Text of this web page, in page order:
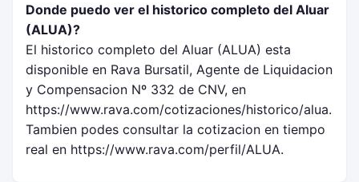
Donde puedo ver el historico completo del Aluar
(ALUA)?
El historico completo del Aluar (ALUA) esta
disponible en Rava Bursatil, Agente de Liquidacion
y Compensacion Nº 332 de CNV, en
https://www.rava.com/cotizaciones/historico/alua.
Tambien podes consultar la cotizacion en tiempo
real en https://www.rava.com/perfil/ALUA.